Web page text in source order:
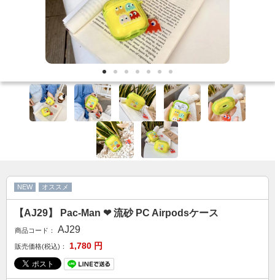
Rakuma iPhone ケース
Rakuma 高品質 財布
iPhoneケース
カップル人気
AirPodsケース
ケースDIY
セール
FOLLOW US
Web: https://www.kumacase.jp
Instagram: kumacase_jp
Instagram: kumacasestore
NEW オススメ
【AJ29】 Pac-Man ❤ 流砂 PC Airpodsケース
商品コード： AJ29
販売価格(税込)： 1,780 円